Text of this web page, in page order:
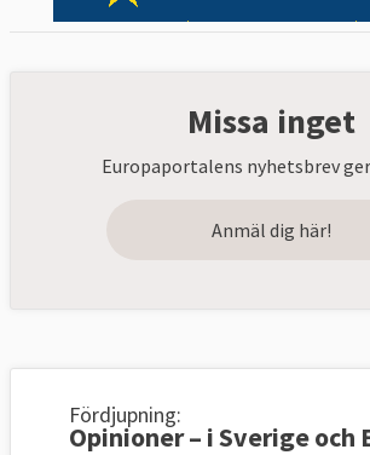
Missa inget
Europaportalens nyhetsbrev
Anmäl dig här!
Fördjupning:
Opinioner – i Sverige och